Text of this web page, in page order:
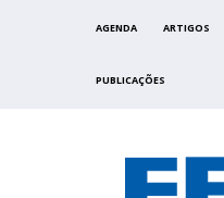
AGENDA ARTIGOS
PUBLICAÇÕES